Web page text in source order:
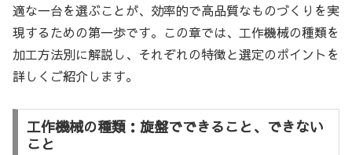
適な一台を選ぶことが、効率的で高品質なものづくりを実
現するための第一歩です。この章では、工作機械の種類を
加工方法別に解説し、それぞれの特徴と選定のポイントを
詳しくご紹介します。
工作機械の種類：旋盤でできること、できない
こと